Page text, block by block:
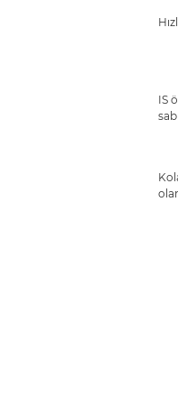
IS